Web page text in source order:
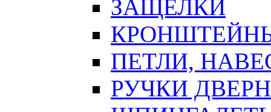
ЗАЩЕЛКИ
ПЕТЛИ,
РУЧКИ